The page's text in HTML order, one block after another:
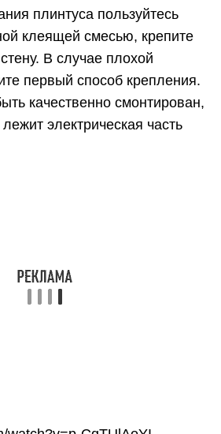
что нельзя в один ряд
соединять пайкой и
питания ленту длиной более
случае придётся проложить
нового участка